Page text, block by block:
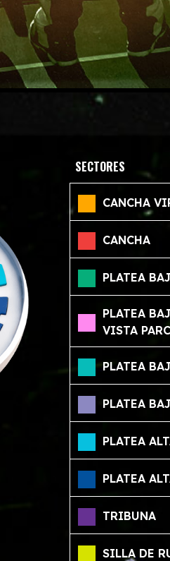
SECTORES
CANCHA
CANCHA
PLATEA
PLATEA
VISTA
PLATEA
PLATEA
PLATEA
PLATEA
TRIBUNA
SILLA DE